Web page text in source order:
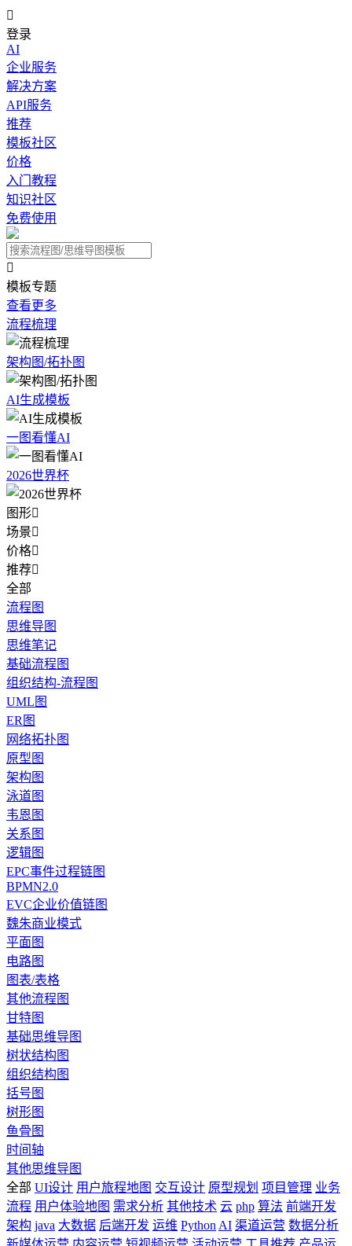

登录
AI
企业服务
解决方案
API服务
推荐
模板社区
价格
入门教程
知识社区
免费使用

模板专题
查看更多
流程梳理
架构图/拓扑图
AI生成模板
一图看懂AI
2026世界杯
图形
场景
价格
推荐
全部
流程图
思维导图
思维笔记
基础流程图
组织结构-流程图
UML图
ER图
网络拓扑图
原型图
架构图
泳道图
韦恩图
关系图
逻辑图
EPC事件过程链图
BPMN2.0
EVC企业价值链图
魏朱商业模式
平面图
电路图
图表/表格
其他流程图
甘特图
基础思维导图
树状结构图
组织结构图
括号图
树形图
鱼骨图
时间轴
其他思维导图
全部 UI设计 用户旅程地图 交互设计 原型规划 项目管理 业务
流程 用户体验地图 需求分析 其他技术 云 php 算法 前端开发
架构 java 大数据 后端开发 运维 Python AI 渠道运营 数据分析